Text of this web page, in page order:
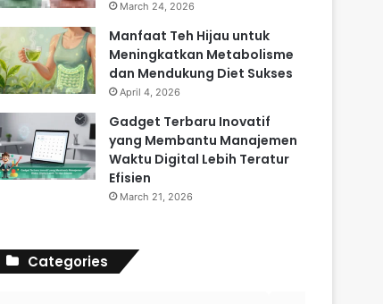
March 24, 2026
Manfaat Teh Hijau untuk
Meningkatkan Metabolisme
dan Mendukung Diet Sukses
April 4, 2026
Gadget Terbaru Inovatif
yang Membantu Manajemen
Waktu Digital Lebih Teratur
Efisien
March 21, 2026
Categories